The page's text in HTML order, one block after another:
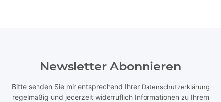
Newsletter Abonnieren
Bitte senden Sie mir entsprechend Ihrer Datenschutzerklärung
regelmäßig und jederzeit widerruflich Informationen zu Ihrem